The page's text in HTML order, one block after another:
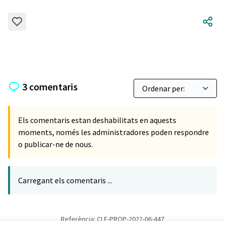
3 comentaris
Els comentaris estan deshabilitats en aquests
moments, només les administradores poden respondre
o publicar-ne de nous.
Carregant els comentaris ...
Referència: CLF-PROP-2022-06-447